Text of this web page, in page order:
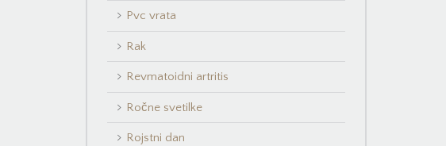
Pvc vrata
Rak
Revmatoidni artritis
Ročne svetilke
Rojstni dan